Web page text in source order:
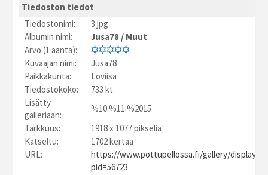
Tiedoston tiedot
Tiedostonimi:
3.jpg
Albumin nimi:
Jusa78 / Muut
Arvo (1 ääntä):
Kuvaajan nimi:
Jusa78
Paikkakunta:
Loviisa
Tiedostokoko:
733 kt
Lisätty
galleriaan:
%10.%11.%2015
Tarkkuus:
1918 x 1077 pikseliä
Katseltu:
1702 kertaa
URL:
https://www.pottupellossa.fi/gallery/
pid=56723